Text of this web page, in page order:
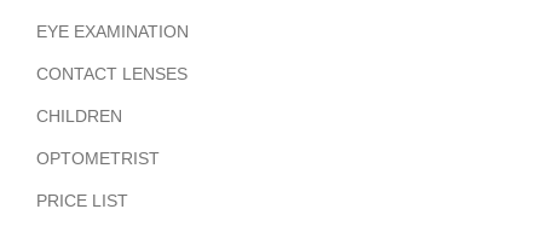
EYE EXAMINATION
CONTACT LENSES
CHILDREN
OPTOMETRIST
PRICE LIST